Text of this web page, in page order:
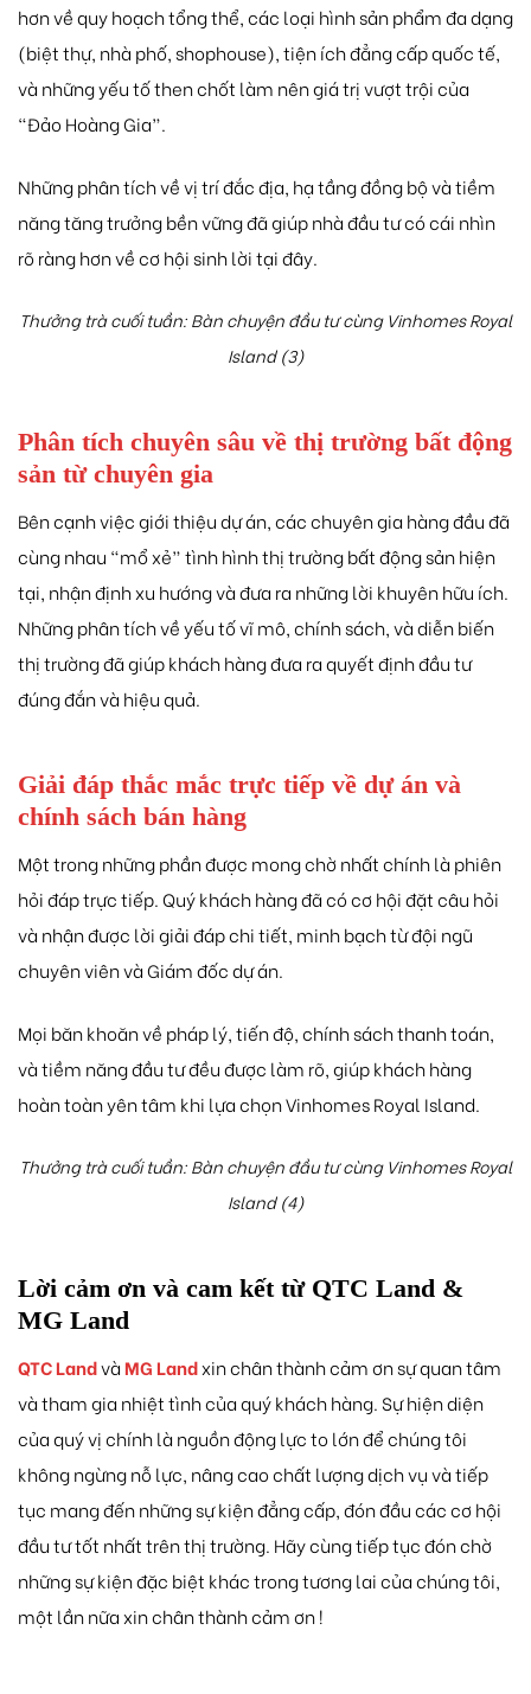
hơn về quy hoạch tổng thể, các loại hình sản phẩm đa dạng
(biệt thự, nhà phố, shophouse), tiện ích đẳng cấp quốc tế,
và những yếu tố then chốt làm nên giá trị vượt trội của
“Đảo Hoàng Gia”.
Những phân tích về vị trí đắc địa, hạ tầng đồng bộ và tiềm
năng tăng trưởng bền vững đã giúp nhà đầu tư có cái nhìn
rõ ràng hơn về cơ hội sinh lời tại đây.
Thưởng trà cuối tuần: Bàn chuyện đầu tư cùng Vinhomes Royal
Island (3)
Phân tích chuyên sâu về thị trường bất động
sản từ chuyên gia
Bên cạnh việc giới thiệu dự án, các chuyên gia hàng đầu đã
cùng nhau “mổ xẻ” tình hình thị trường bất động sản hiện
tại, nhận định xu hướng và đưa ra những lời khuyên hữu ích.
Những phân tích về yếu tố vĩ mô, chính sách, và diễn biến
thị trường đã giúp khách hàng đưa ra quyết định đầu tư
đúng đắn và hiệu quả.
Giải đáp thắc mắc trực tiếp về dự án và
chính sách bán hàng
Một trong những phần được mong chờ nhất chính là phiên
hỏi đáp trực tiếp. Quý khách hàng đã có cơ hội đặt câu hỏi
và nhận được lời giải đáp chi tiết, minh bạch từ đội ngũ
chuyên viên và Giám đốc dự án.
Mọi băn khoăn về pháp lý, tiến độ, chính sách thanh toán,
và tiềm năng đầu tư đều được làm rõ, giúp khách hàng
hoàn toàn yên tâm khi lựa chọn Vinhomes Royal Island.
Thưởng trà cuối tuần: Bàn chuyện đầu tư cùng Vinhomes Royal
Island (4)
Lời cảm ơn và cam kết từ QTC Land &
MG Land
QTC LandvàMG Landxin chân thành cảm ơn sự quan tâm
và tham gia nhiệt tình của quý khách hàng. Sự hiện diện
của quý vị chính là nguồn động lực to lớn để chúng tôi
không ngừng nỗ lực, nâng cao chất lượng dịch vụ và tiếp
tục mang đến những sự kiện đẳng cấp, đón đầu các cơ hội
đầu tư tốt nhất trên thị trường. Hãy cùng tiếp tục đón chờ
những sự kiện đặc biệt khác trong tương lai của chúng tôi,
một lần nữa xin chân thành cảm ơn !